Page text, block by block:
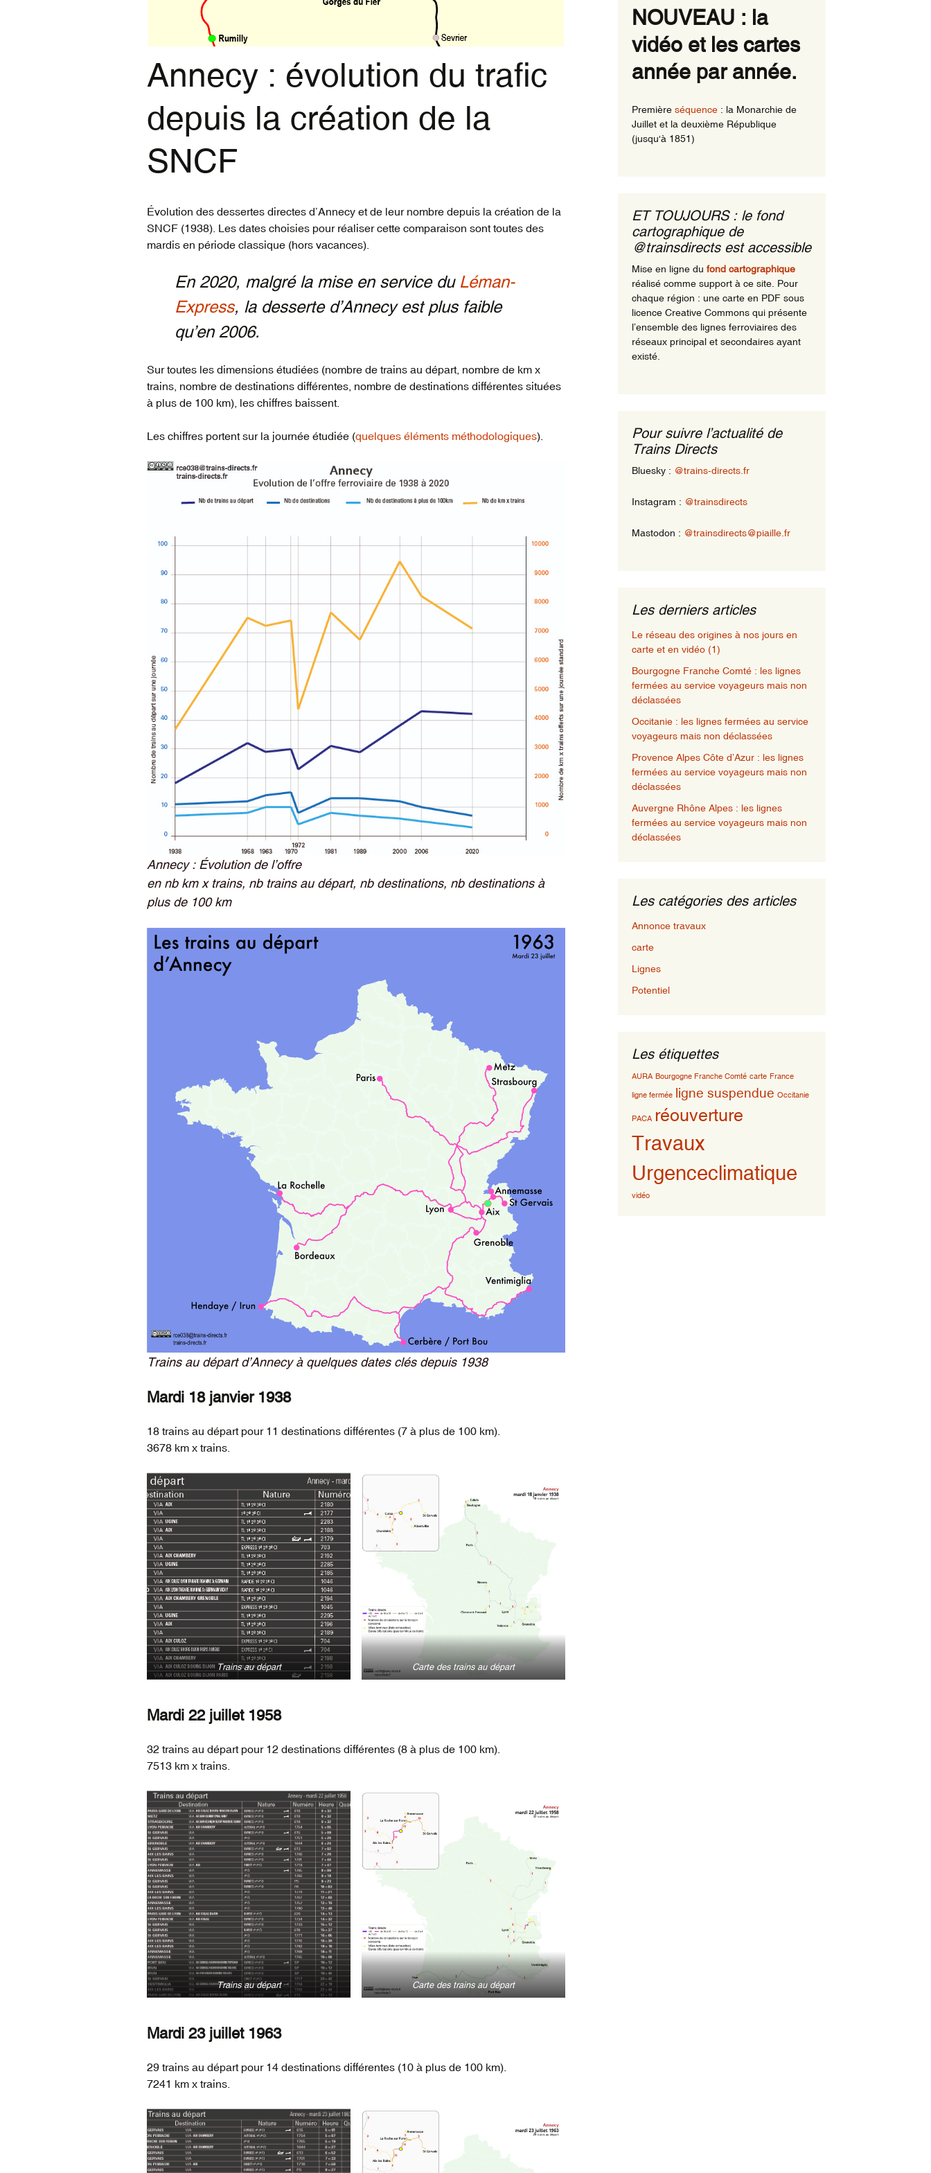
vidéos du réseau
voyageur (1835-2022)
internationaux ayant une
ville en Région comme
Régions en 1981
Annecy : évolution du trafic
depuis la création de la
SNCF
Évolution des dessertes directes d’Annecy et de leur nombre depuis la création de la
SNCF (1938). Les dates choisies pour réaliser cette comparaison sont toutes des
mardis en période classique (hors vacances).
En 2020, malgré la mise en service du Léman-
Express, la desserte d’Annecy est plus faible
qu’en 2006.
Sur toutes les dimensions étudiées (nombre de trains au départ, nombre de km x
trains, nombre de destinations différentes, nombre de destinations différentes situées
à plus de 100 km), les chiffres baissent.
Les chiffres portent sur la journée étudiée (quelques éléments méthodologiques).
Annecy : Évolution de l’offre
en nb km x trains, nb trains au départ, nb destinations, nb destinations à
plus de 100 km
Trains au départ d’Annecy à quelques dates clés depuis 1938
Mardi 18 janvier 1938
18 trains au départ pour 11 destinations différentes (7 à plus de 100 km).
3678 km x trains.
Trains au départ Carte des trains au départ
Mardi 22 juillet 1958
32 trains au départ pour 12 destinations différentes (8 à plus de 100 km).
7513 km x trains.
Trains au départ Carte des trains au départ
Mardi 23 juillet 1963
29 trains au départ pour 14 destinations différentes (10 à plus de 100 km).
7241 km x trains.
NOUVEAU : la
vidéo et les cartes
année par année.
Première séquence : la Monarchie de
Juillet et la deuxième République
(jusqu'à 1851)
ET TOUJOURS : le fond
cartographique de
@trainsdirects est accessible
Mise en ligne du fond cartographique
réalisé comme support à ce site. Pour
chaque région : une carte en PDF sous
licence Creative Commons qui présente
l’ensemble des lignes ferroviaires des
réseaux principal et secondaires ayant
existé.
Pour suivre l’actualité de
Trains Directs
Bluesky : @trains-directs.fr
Instagram : @trainsdirects
Mastodon : @trainsdirects@piaille.fr
Les derniers articles
Le réseau des origines à nos jours en
carte et en vidéo (1)
Bourgogne Franche Comté : les lignes
fermées au service voyageurs mais non
déclassées
Occitanie : les lignes fermées au service
voyageurs mais non déclassées
Provence Alpes Côte d’Azur : les lignes
fermées au service voyageurs mais non
déclassées
Auvergne Rhône Alpes : les lignes
fermées au service voyageurs mais non
déclassées
Les catégories des articles
Annonce travaux
carte
Lignes
Potentiel
Les étiquettes
AURA Bourgogne Franche Comté carte France
ligne fermée ligne suspendue Occitanie
PACA réouverture
Travaux
Urgenceclimatique
vidéo